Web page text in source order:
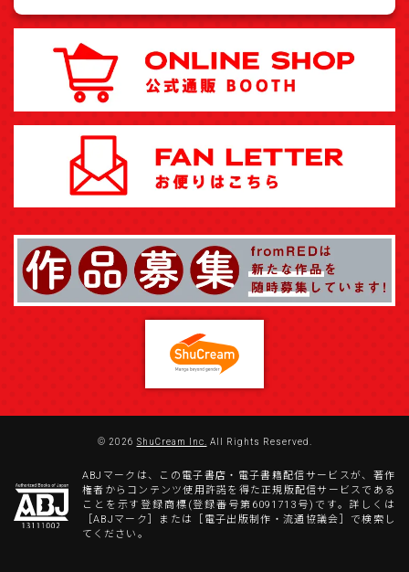
© 2026 ShuCream Inc. All Rights Reserved.
ABJマークは、この電子書店・電子書籍配信サービスが、著作
権者からコンテンツ使用許諾を得た正規版配信サービスである
ことを示す登録商標(登録番号第6091713号)です。詳しくは
［ABJマーク］または［電子出版制作・流通協議会］で検索し
てください。